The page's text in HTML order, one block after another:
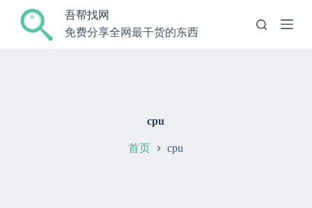
跳
过
吾帮找网
免费分享全网最干货的东西
cpu
首页 cpu